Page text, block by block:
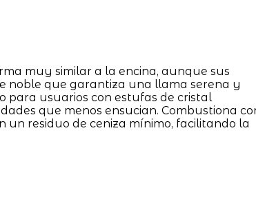
muy similar a la encina, aunque sus
noble que garantiza una llama serena y
para usuarios con estufas de cristal
que menos ensucian. Combustiona
un residuo de ceniza mínimo, facilitando la